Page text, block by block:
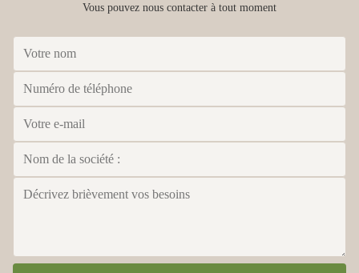
Vous pouvez nous contacter à tout moment